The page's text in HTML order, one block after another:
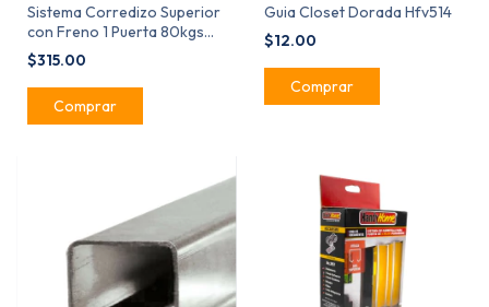
Sistema Corredizo Superior
con Freno 1 Puerta 80kgs
3952 Handyhome
$315.00
Guia Closet Dorada Hfv514
$12.00